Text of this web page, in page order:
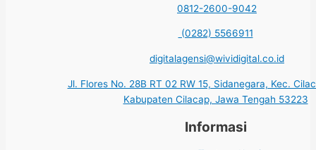
0812-2600-9042
(0282) 5566911
digitalagensi@wividigital.co.id
Jl. Flores No. 28B RT 02 RW 15, Sidanegara, Kec.
Kabupaten Cilacap, Jawa Tengah 53223
Informasi